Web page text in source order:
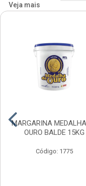
Veja mais
MARGARINA
OURO BALDE 15KG
Código: 1775